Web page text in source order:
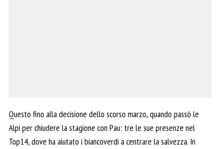
Questo fino alla decisione dello scorso marzo, quando passò le
Alpi per chiudere la stagione con Pau: tre le sue presenze nel
Top14, dove ha aiutato i biancoverdi a centrare la salvezza. In